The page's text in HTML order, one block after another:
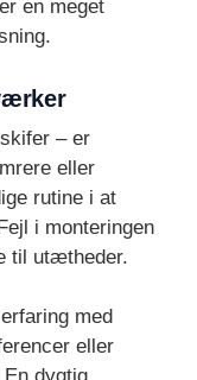
en meget
– er
eller
rutine i at
i monteringen
til utætheder.
med
eller